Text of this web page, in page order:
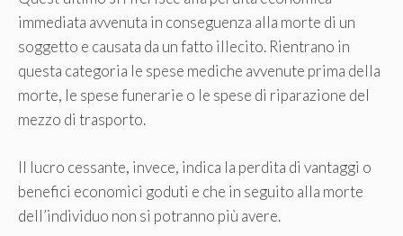
immediata avvenuta in conseguenza alla morte di un
soggetto e causata da un fatto illecito. Rientrano in
questa categoria le spese mediche avvenute prima della
morte, le spese funerarie o le spese di riparazione del
mezzo di trasporto.
Il lucro cessante, invece, indica la perdita di vantaggi o
benefici economici goduti e che in seguito alla morte
dell’individuo non si potranno più avere.